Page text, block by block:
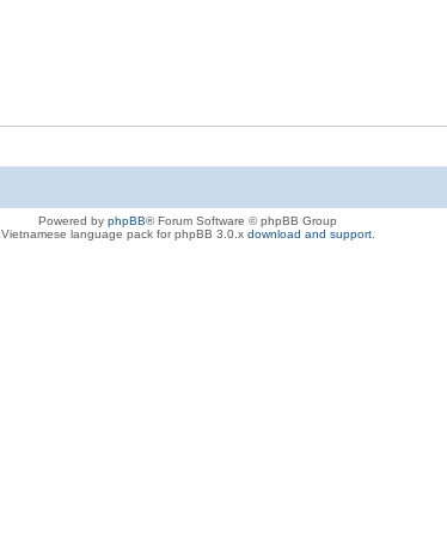
Powered by phpBB® Forum Software © phpBB Group
Vietnamese language pack for phpBB 3.0.x download and support.